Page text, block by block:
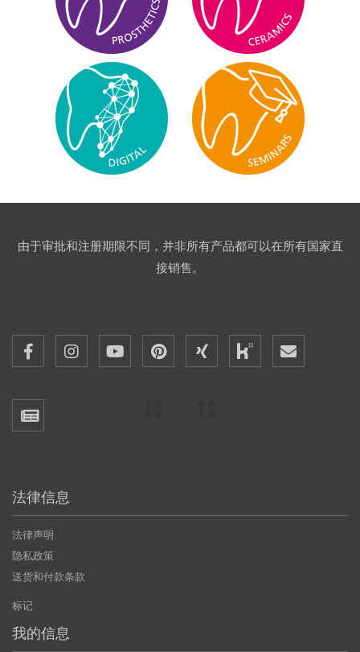
由于审批和注册期限不同，并非所有产品都可以在所有国家直
接销售。
法律信息
法律声明
隐私政策
送货和付款条款
标记
我的信息